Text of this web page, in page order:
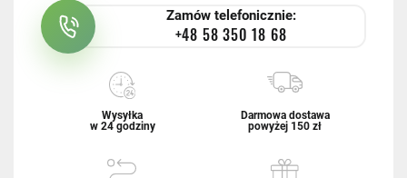
Zamów telefonicznie:
+48 58 350 18 68
Wysyłka
w 24 godziny
Darmowa dostawa
powyżej 150 zł